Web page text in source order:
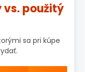
vs. použitý
sa pri kúpe